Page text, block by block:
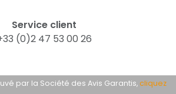
Service client
(0)2 47 53 00 26
par la Société des Avis Garantis,cliquez